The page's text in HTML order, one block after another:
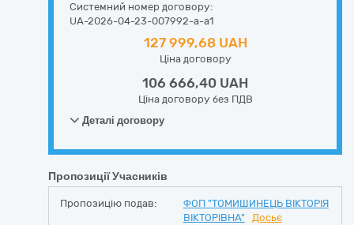
Системний номер договору:
UA-2026-04-23-007992-a-a1
127 999,68 UAH
Ціна договору
106 666,40 UAH
Ціна договору без ПДВ
Деталі договору
Пропозиції Учасників
Пропозицію подав:
ФОП "ТОМИШИНЕЦЬ ВІКТОРІЯ
ВІКТОРІВНА"
Досьє